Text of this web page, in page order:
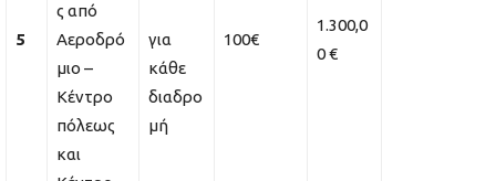
5
ς από
Αεροδρό
μιο –
Κέντρο
πόλεως
και
για
κάθε
διαδρο
μή
100€
1.300,0
0 €